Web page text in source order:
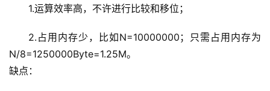
1.运算效率高，不许进行比较和移位；
2.占用内存少，比如N=10000000；只需占用内存为
N/8=1250000Byte=1.25M。
缺点：